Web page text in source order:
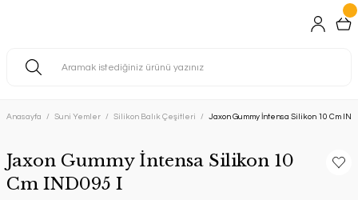
Anasayfa Suni Yemler Silikon Balık Çeşitleri Jaxon Gummy İntensa Silikon 10 Cm
Jaxon Gummy İntensa Silikon 10
Cm IND095 I